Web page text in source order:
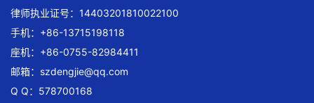
律师执业证号：14403201810022100
手机：+86-13715198118
座机：+86-0755-82984411
邮箱： szdengjie@qq.com
Q Q：578700168